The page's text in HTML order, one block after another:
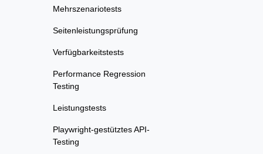
Mehrszenariotests
Seitenleistungsprüfung
Verfügbarkeitstests
Performance Regression
Testing
Leistungstests
Playwright-gestütztes API-
Testing